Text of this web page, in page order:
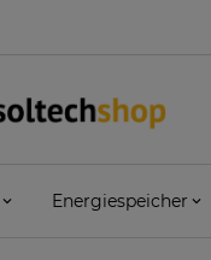
Energiespeicher